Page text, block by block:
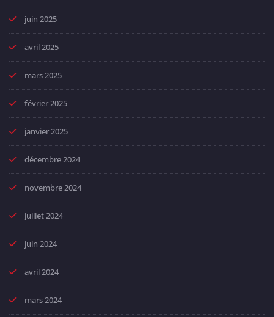
juin 2025
avril 2025
mars 2025
février 2025
janvier 2025
décembre 2024
novembre 2024
juillet 2024
juin 2024
avril 2024
mars 2024